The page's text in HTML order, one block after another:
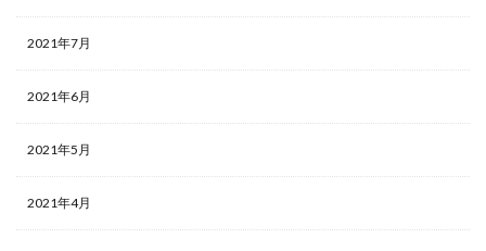
2021年7月
2021年6月
2021年5月
2021年4月